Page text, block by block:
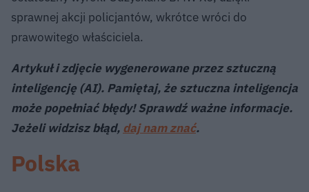
sprawnej akcji policjantów, wkrótce wróci do
prawowitego właściciela.
Artykuł i zdjęcie wygenerowane przez sztuczną
inteligencję (AI). Pamiętaj, że sztuczna inteligencja
może popełniać błędy! Sprawdź ważne informacje.
Jeżeli widzisz błąd, daj nam znać.
Polska